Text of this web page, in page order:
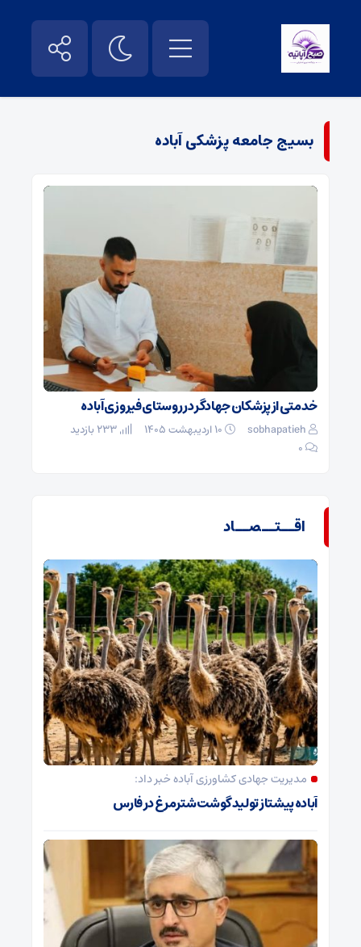
بسیج جامعه پزشکی آباده
خدمتی از پزشکان جهادگر در روستای فیروزی آباده
sobhapatieh
۰
اقــتــصــاد
مدیریت جهادی کشاورزی آباده خبر داد:
آباده پیشتاز تولید گوشت شترمرغ در فارس